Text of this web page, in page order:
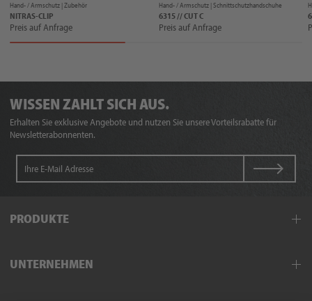
Hand- / Armschutz |Zubehör
NITRAS-CLIP
Preis auf Anfrage
Hand- / Armschutz |Schnittschutzhandschuhe
6315 // CUT C
Preis auf Anfrage
WISSEN ZAHLT SICH AUS.
Erhalten Sie exklusive Angebote und nutzen Sie unsere Vorteilsrabatte für
Newsletterabonnenten.
PRODUKTE
Schutzkleidung
UNTERNEHMEN